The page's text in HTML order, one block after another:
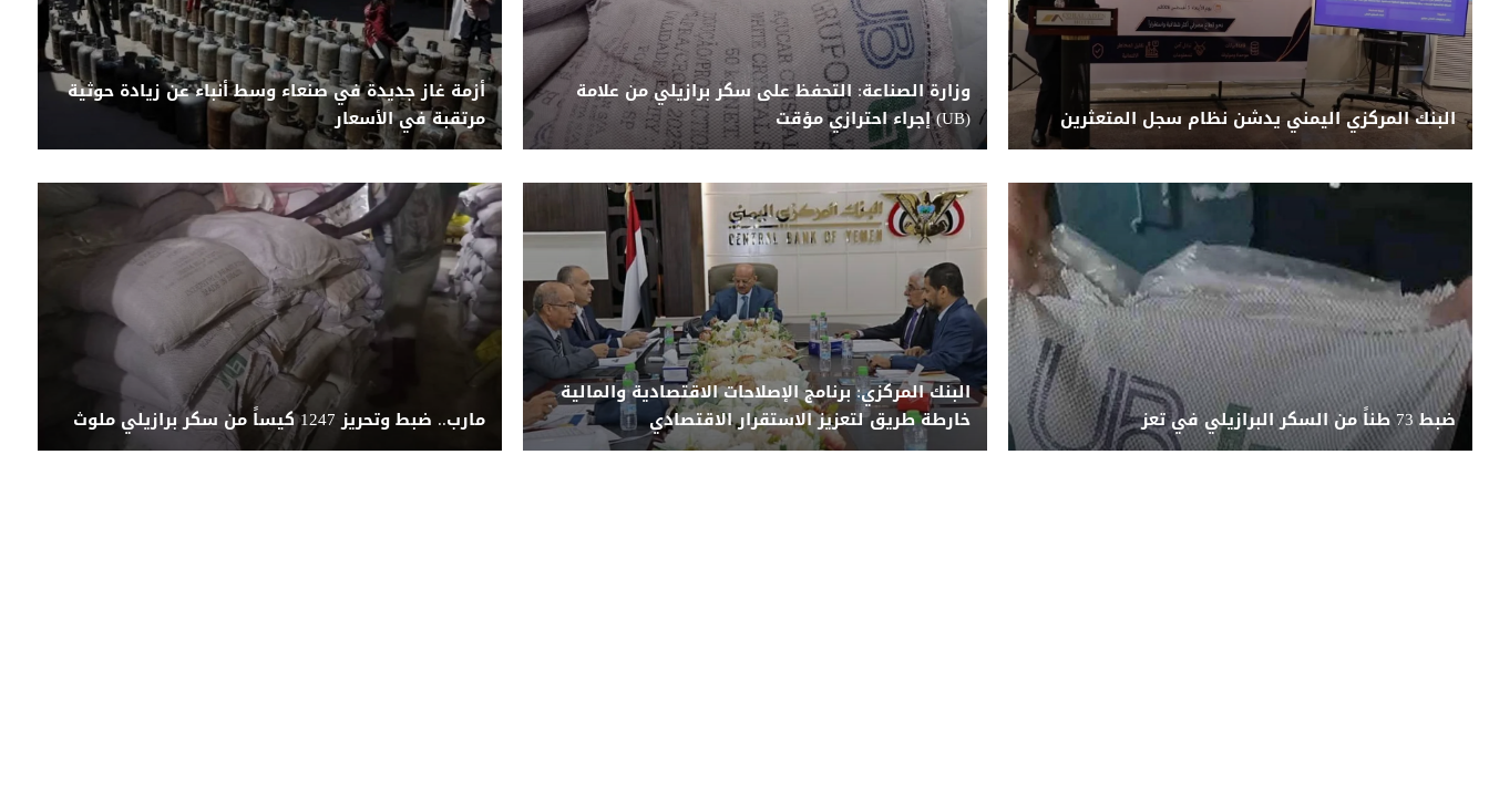
البنك المركزي اليمني يدشن نظام سجل المتعثرين
وزارة الصناعة: التحفظ على سكر برازيلي من علامة
(UB) إجراء احترازي مؤقت
أزمة غاز جديدة في صنعاء وسط أنباء عن زيادة حوثية
مرتقبة في الأسعار
ضبط 73 طناً من السكر البرازيلي في تعز
البنك المركزي: برنامج الإصلاحات الاقتصادية والمالية
خارطة طريق لتعزيز الاستقرار الاقتصادي
مارب.. ضبط وتحريز 1247 كيساً من سكر برازيلي ملوث